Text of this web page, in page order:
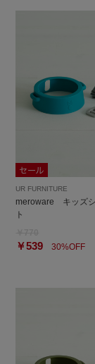
UR FURNITURE
meroware キッズ
ト
￥539 30%OFF